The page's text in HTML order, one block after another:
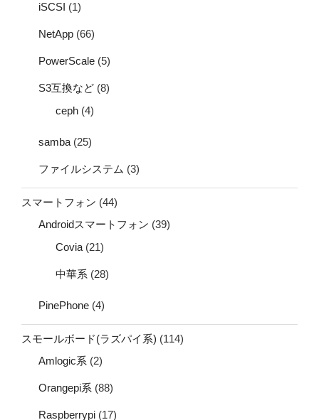
iSCSI (1)
NetApp (66)
PowerScale (5)
S3互換など (8)
ceph (4)
samba(25)
ファイルシステム (3)
スマートフォン (44)
Androidスマートフォン (39)
Covia (21)
中華系 (28)
PinePhone (4)
スモールボード(ラズパイ系) (114)
Amlogic系 (2)
Orangepi系 (88)
Raspberrypi (17)